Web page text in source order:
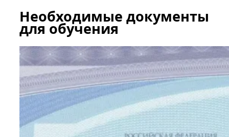
Необходимые документы
для обучения